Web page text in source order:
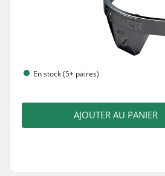
En stock (5+ paires)
AJOUTER AU PANIER